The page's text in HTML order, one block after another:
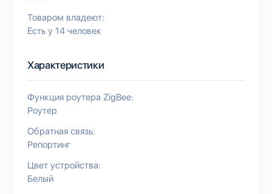
Товаром владеют:
Есть у 14 человек
Характеристики
Функция роутера ZigBee:
Роутер
Обратная связь:
Репортинг
Цвет устройства:
Белый